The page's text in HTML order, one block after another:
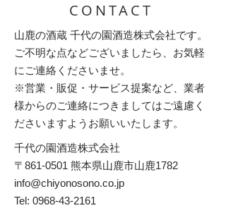
CONTACT
山鹿の酒蔵 千代の園酒造株式会社です。
ご不明な点などございましたら、お気軽
にご連絡くださいませ。
※営業・販促・サービス提案など、業者
様からのご連絡につきましてはご遠慮く
ださいますようお願いいたします。
千代の園酒造株式会社
〒861-0501 熊本県山鹿市山鹿1782
info@chiyonosono.co.jp
Tel: 0968-43-2161